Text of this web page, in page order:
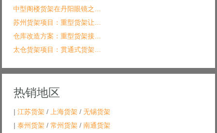
中型阁楼货架在丹阳眼镜之…
苏州货架项目：重型货架让…
仓库改造方案：重型货架接…
太仓货架项目：贯通式货架…
热销地区
| 江苏货架 / 上海货架 / 无锡货架
| 泰州货架 / 常州货架 / 南通货架